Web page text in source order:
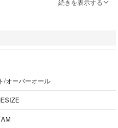
続きを表示する
/オーバーオール